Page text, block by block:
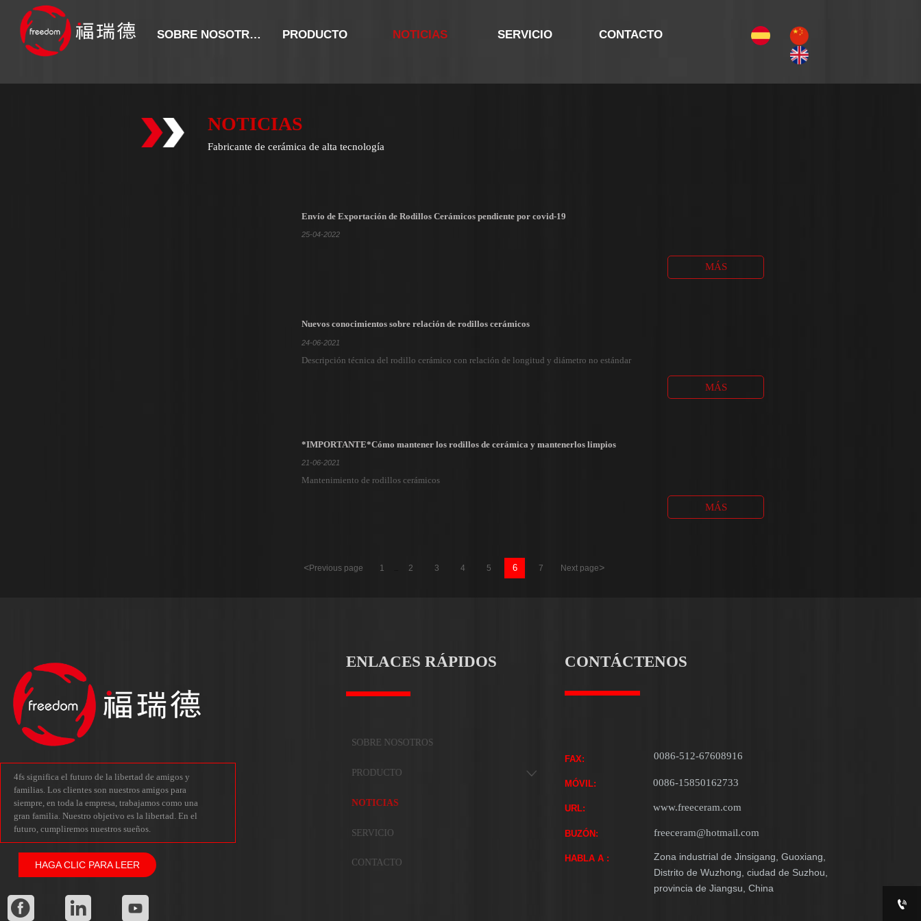
SOBRE NOSOTROS PRODUCTO NOTICIAS SERVICIO CONTACTO
NOTICIAS
Fabricante de cerámica de alta tecnología
Envío de Exportación de Rodillos Cerámicos pendiente por covid-19
25-04-2022
MÁS
Nuevos conocimientos sobre relación de rodillos cerámicos
24-06-2021
Descripción técnica del rodillo cerámico con relación de longitud y diámetro no estándar
MÁS
*IMPORTANTE*Cómo mantener los rodillos de cerámica y mantenerlos limpios
21-06-2021
Mantenimiento de rodillos cerámicos
MÁS
<Previous page 1 2 3 4 5 6 7 Next page>
4fs significa el futuro de la libertad de amigos y
familias. Los clientes son nuestros amigos para
siempre, en toda la empresa, trabajamos como una
gran familia. Nuestro objetivo es la libertad. En el
futuro, cumpliremos nuestros sueños.
HAGA CLIC PARA LEER
 
ENLACES RÁPIDOS
SOBRE NOSOTROS
PRODUCTO
NOTICIAS
SERVICIO
CONTACTO
CONTÁCTENOS
FAX: 0086-512-67608916
MÓVIL: 0086-15850162733
URL: www.freeceram.com
BUZÓN: freeceram@hotmail.com
HABLA A :
Zona industrial de Jinsigang, Guoxiang,
Distrito de Wuzhong, ciudad de Suzhou,
provincia de Jiangsu, China
